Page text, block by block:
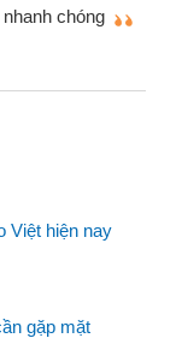
Việt hiện nay
gặp mặt